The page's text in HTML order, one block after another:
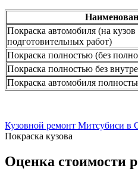
Покраска автомобиля (на кузов
подготовительных работ)
Покраска полностью (без
Покраска полностью без
Покраска автомобиля
Кузовной ремонт Митсубиси в
Покраска кузова
Оценка стоимости